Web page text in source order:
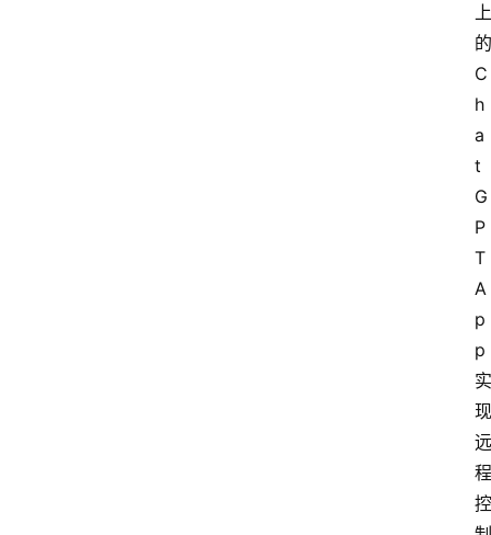
上
的
C
h
a
t
G
P
T
A
p
p
实
现
远
程
控